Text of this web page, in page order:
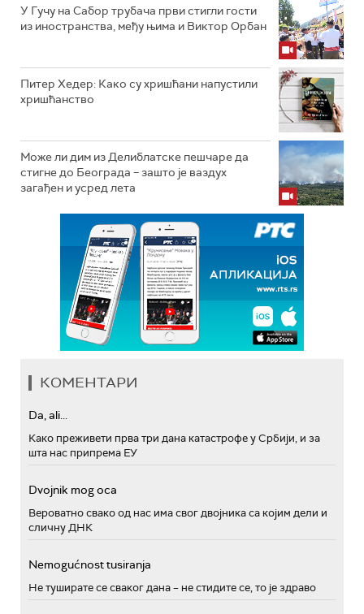
У Гучу на Сабор трубача први стигли гости
из иностранства, међу њима и Виктор Орбан
Питер Хедер: Како су хришћани напустили
хришћанство
Може ли дим из Делиблатске пешчаре да
стигне до Београда – зашто је ваздух
загађен и усред лета
КОМЕНТАРИ
Da, ali...
Како преживети прва три дана катастрофе у Србији, и за
шта нас припрема ЕУ
Dvojnik mog oca
Вероватно свако од нас има свог двојника са којим дели и
сличну ДНК
Nemogućnost tusiranja
Не туширате се сваког дана – не стидите се, то је здраво